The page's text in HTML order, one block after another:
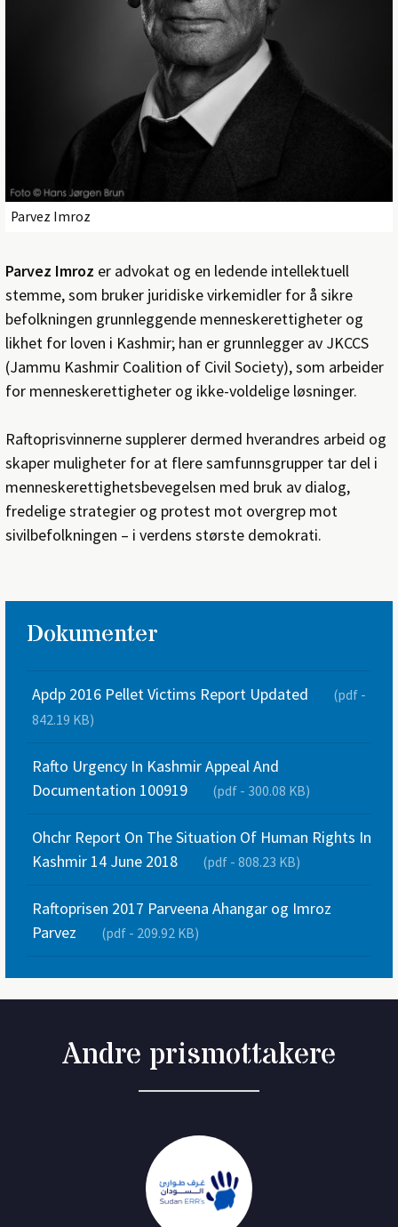
Parvez Imroz
Parvez Imroz er advokat og en ledende intellektuell
stemme, som bruker juridiske virkemidler for å sikre
befolkningen grunnleggende menneskerettigheter og
likhet for loven i Kashmir; han er grunnlegger av JKCCS
(Jammu Kashmir Coalition of Civil Society), som arbeider
for menneskerettigheter og ikke-voldelige løsninger.
Raftoprisvinnerne supplerer dermed hverandres arbeid og
skaper muligheter for at flere samfunnsgrupper tar del i
menneskerettighetsbevegelsen med bruk av dialog,
fredelige strategier og protest mot overgrep mot
sivilbefolkningen – i verdens største demokrati.
Dokumenter
Apdp 2016 Pellet Victims Report Updated
(pdf -
842.19 KB)
Rafto Urgency In Kashmir Appeal And
Documentation 100919
(pdf - 300.08 KB)
Ohchr Report On The Situation Of Human Rights In
Kashmir 14 June 2018
(pdf - 808.23 KB)
Raftoprisen 2017 Parveena Ahangar og Imroz
Parvez
(pdf - 209.92 KB)
Andre prismottakere